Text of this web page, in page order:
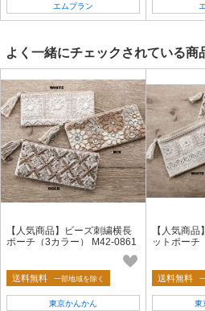
エムプラン
よく一緒にチェックされている商
【人気商品】ビーズ刺繍横長
ポーチ（3カラー） M42-0861
送料無料 一部地域を除く
東京かんかん
【人気商
ットポーチ
送料無料
東